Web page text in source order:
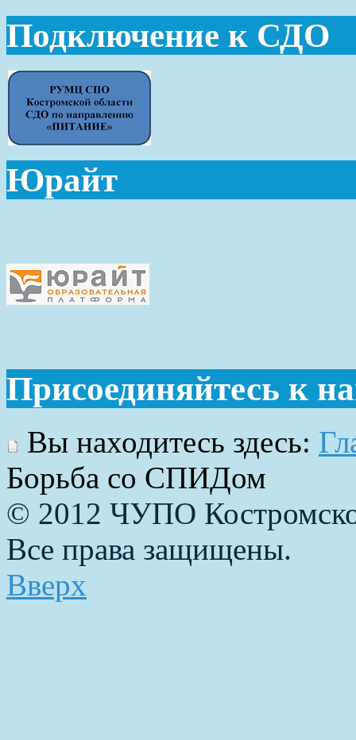
Подключение к СДО
Юрайт
Присоединяйтесь к
Вы находитесь здесь:
Борьба со СПИДом
© 2012 ЧУПО
Все права защищены.
Вверх